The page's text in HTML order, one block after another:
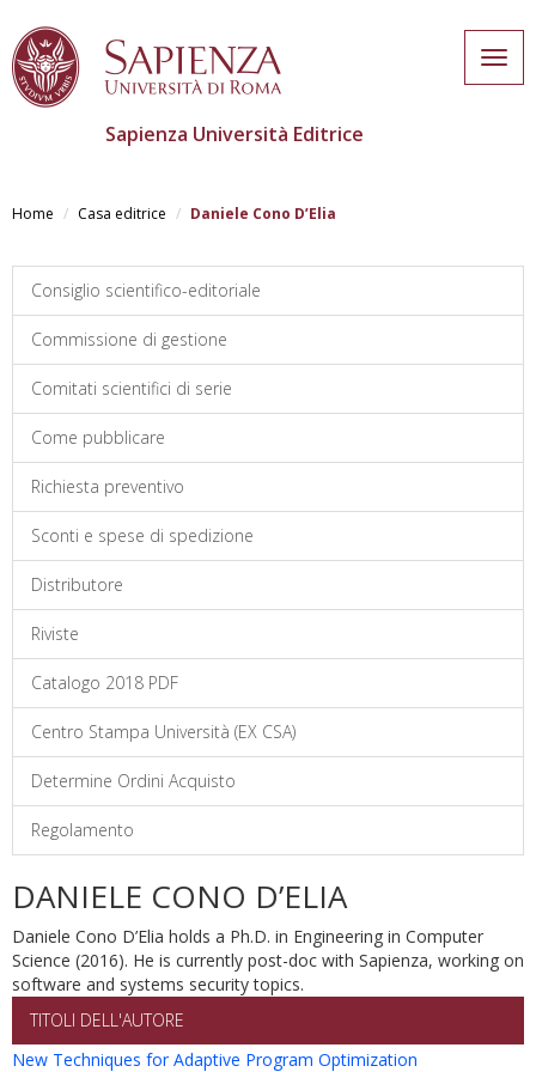
main
Sapienza Università Editrice
Home Casa editrice Daniele Cono D’Elia
Consiglio scientifico-editoriale
Commissione di gestione
Comitati scientifici di serie
Come pubblicare
Richiesta preventivo
Sconti e spese di spedizione
Distributore
Riviste
Catalogo 2018 PDF
Centro Stampa Università (EX CSA)
Determine Ordini Acquisto
Regolamento
DANIELE CONO D’ELIA
Daniele Cono D’Elia holds a Ph.D. in Engineering in Computer
Science (2016). He is currently post-doc with Sapienza, working on
software and systems security topics.
TITOLI DELL'AUTORE
New Techniques for Adaptive Program Optimization